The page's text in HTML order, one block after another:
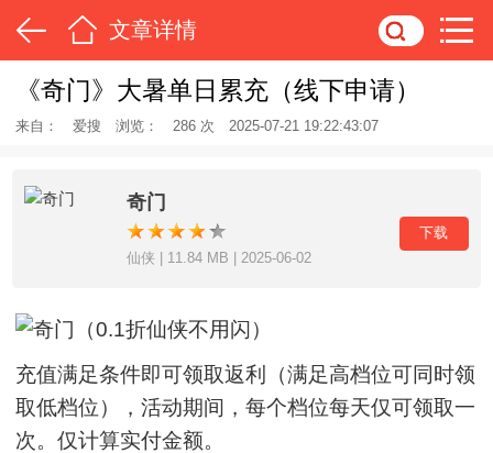
文章详情
《奇门》大暑单日累充（线下申请）
来自： 爱搜 浏览： 286 次 2025-07-21 19:22:43:07
奇门
仙侠 | 11.84 MB | 2025-06-02
下载
充值满足条件即可领取返利（满足高档位可同时领
取低档位），活动期间，每个档位每天仅可领取一
次。仅计算实付金额。